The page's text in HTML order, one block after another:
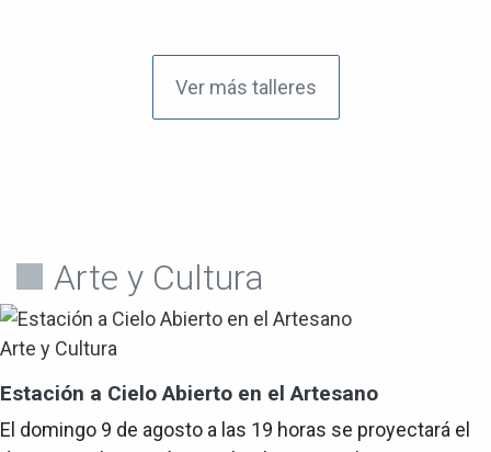
Ver más talleres
Arte y Cultura
Arte y Cultura
Estación a Cielo Abierto en el Artesano
El domingo 9 de agosto a las 19 horas se proyectará el